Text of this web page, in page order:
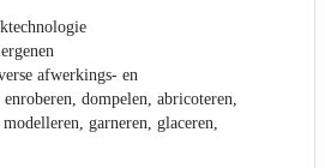
afwerkings- en
dompelen, abricoteren,
garneren, glaceren,